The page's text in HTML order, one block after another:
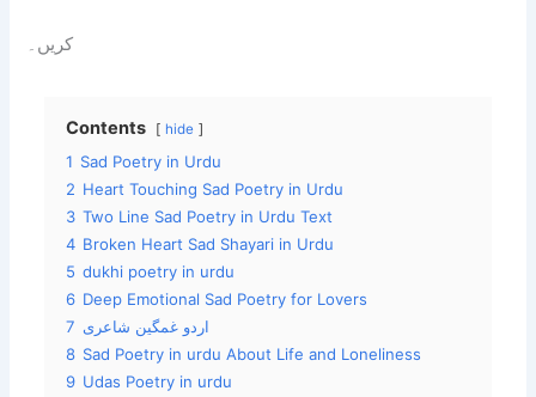
کریں۔
Contents hide
1 Sad Poetry in Urdu
2 Heart Touching Sad Poetry in Urdu
3 Two Line Sad Poetry in Urdu Text
4 Broken Heart Sad Shayari in Urdu
5 dukhi poetry in urdu
6 Deep Emotional Sad Poetry for Lovers
7 اردو غمگین شاعری
8 Sad Poetry in urdu About Life and Loneliness
9 Udas Poetry in urdu